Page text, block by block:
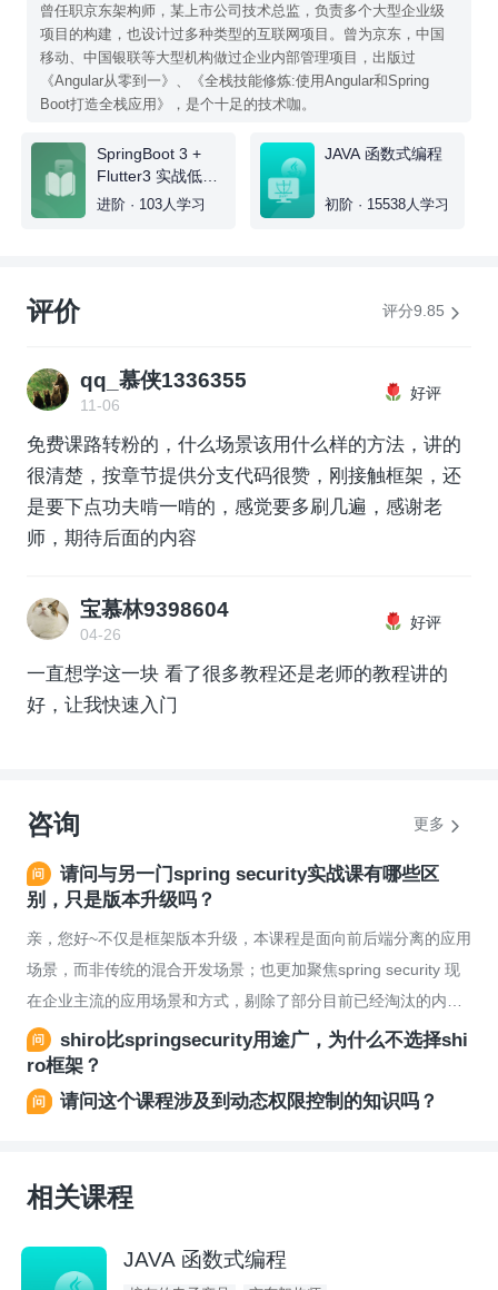
曾任职京东架构师，某上市公司技术总监，负责多个大型企业级
项目的构建，也设计过多种类型的互联网项目。曾为京东，中国
移动、中国银联等大型机构做过企业内部管理项目，出版过
《Angular从零到一》、《全栈技能修炼:使用Angular和Spring
Boot打造全栈应用》，是个十足的技术咖。
SpringBoot 3 +
Flutter3 实战低代
码运营管理
进阶 · 103人学习
JAVA 函数式编程
初阶 · 15538人学习
评价 评分9.85
qq_慕侠1336355
11-06
好评
免费课路转粉的，什么场景该用什么样的方法，讲的
很清楚，按章节提供分支代码很赞，刚接触框架，还
是要下点功夫啃一啃的，感觉要多刷几遍，感谢老
师，期待后面的内容
宝慕林9398604
04-26
好评
一直想学这一块 看了很多教程还是老师的教程讲的
好，让我快速入门
咨询 更多
请问与另一门spring security实战课有哪些区
别，只是版本升级吗？
亲，您好~不仅是框架版本升级，本课程是面向前后端分离的应用
场景，而非传统的混合开发场景；也更加聚焦spring security 现
在企业主流的应用场景和方式，剔除了部分目前已经淘汰的内
容。认证方面多了多因子认证，LDAP 和 数据库多认证源组合认
证。授权方面多了OAuth2，角色分级，角色/权限机制，安全注
解等。此外我们是从单机认证到多个微服务认证的全覆盖，您可
shiro比springsecurity用途广，为什么不选择shi
ro框架？
请问这个课程涉及到动态权限控制的知识吗？
相关课程
JAVA 函数式编程